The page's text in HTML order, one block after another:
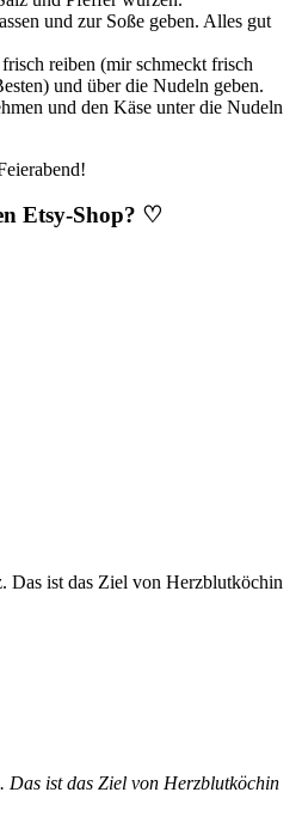
und zur Soße geben. Alles gut
reiben (mir schmeckt frisch
und über die Nudeln geben.
und den Käse unter die Nudeln
Etsy-Shop? ♡
Das ist das Ziel von Herzblutköchin
Das ist das Ziel von Herzblutköchin